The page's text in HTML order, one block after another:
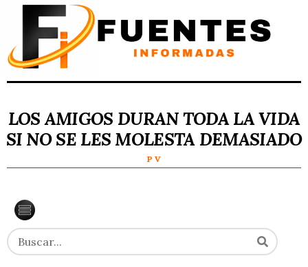
LOS AMIGOS DURAN TODA LA VIDA
SI NO SE LES MOLESTA DEMASIADO
P V